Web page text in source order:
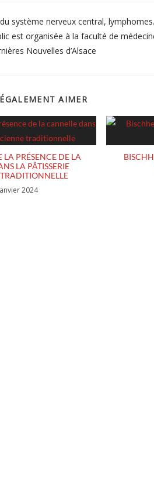
système nerveux central,
est organisée à la faculté de
Nouvelles d’Alsace
AIMER
LA PRÉSENCE DE LA
LA PÂTISSERIE
2024